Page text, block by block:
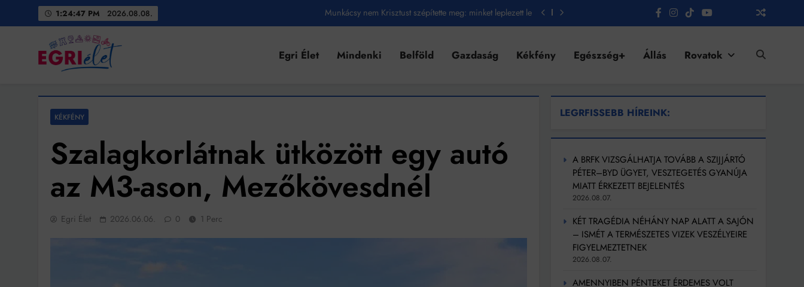
1:24:49 PM 2026.08.08.
Munkácsy nem Krisztust szépítette meg: minket leplezett le
Amikor a Tetris boldogabbá tesz, mint a szerelem
Az öregség nem csak ránc?
Az ördög még mindig Pradát visel. De te miért öltözöl hozzá?
Mindenki a világot akarja uralni – de nem csak a 80-as években
Egri Élet
Egri Élet Mindenki Belföld Gazdaság Kékfény Egészség+ Állás Rovatok
KÉKFÉNY
Szalagkorlátnak ütközött egy autó
az M3-ason, Mezőkövesdnél
Egri Élet 2026.06.06. 0 1 Perc
LEGRFISSEBB HÍREINK:
A BRFK VIZSGÁLHATJA TOVÁBB A SZIJJÁRTÓ
PÉTER–BYD ÜGYET, VESZTEGETÉS GYANÚJA
MIATT ÉRKEZETT BEJELENTÉS
2026.08.07.
KÉT TRAGÉDIA NÉHÁNY NAP ALATT A SAJÓN
– ISMÉT A TERMÉSZETES VIZEK VESZÉLYEIRE
FIGYELMEZTETNEK
2026.08.07.
AMENNYIBEN PÉNTEKET ÉRDEMES VOLT